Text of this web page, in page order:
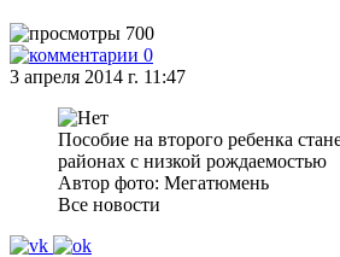
700
0
3 апреля 2014 г. 11:47
Пособие на второго ребенка
районах с низкой рождаемостью
Автор фото: Мегатюмень
Все новости